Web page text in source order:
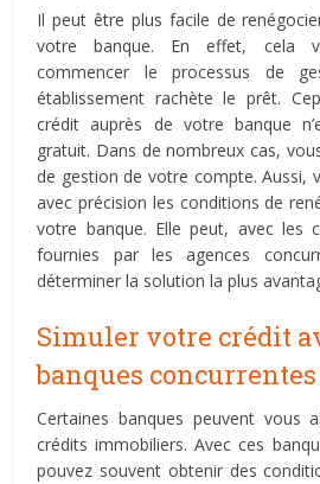
Il peut être plus facile de
votre banque. En effet, cela
commencer le processus de
établissement rachète le prêt.
crédit auprès de votre banque
gratuit. Dans de nombreux cas,
de gestion de votre compte. Aussi,
avec précision les conditions de
votre banque. Elle peut, avec les
fournies par les agences
déterminer la solution la plus
Simuler votre crédit
banques concurrentes
Certaines banques peuvent vous
crédits immobiliers. Avec ces
pouvez souvent obtenir des